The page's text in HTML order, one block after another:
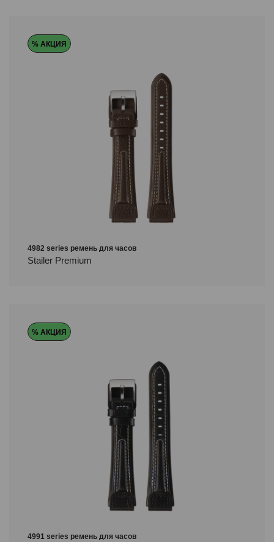
% АКЦИЯ
4982 series ремень для часов
Stailer Premium
% АКЦИЯ
4991 series ремень для часов